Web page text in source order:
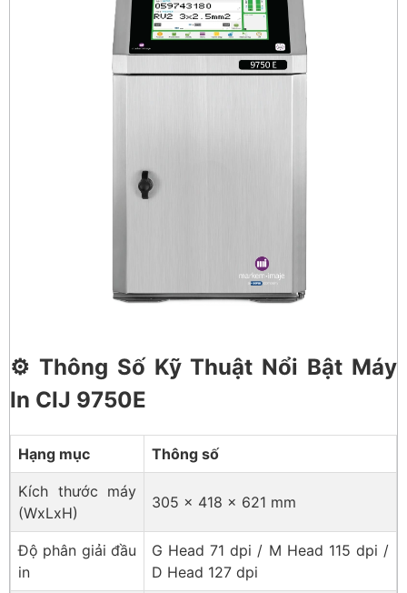
⚙️ Thông Số Kỹ Thuật Nổi Bật Máy
In CIJ 9750E
Hạng mục Thông số
Kích thước máy
(WxLxH)
305 × 418 × 621 mm
Độ phân giải đầu
in
G Head 71 dpi / M Head 115 dpi /
D Head 127 dpi